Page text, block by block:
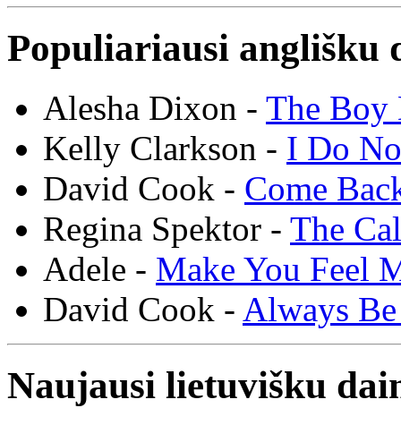
Populiariausi anglišku
Alesha Dixon - The Boy
Kelly Clarkson - I Do
David Cook - Come
Regina Spektor - The
Adele - Make You Feel
David Cook - Always
Naujausi lietuvišku